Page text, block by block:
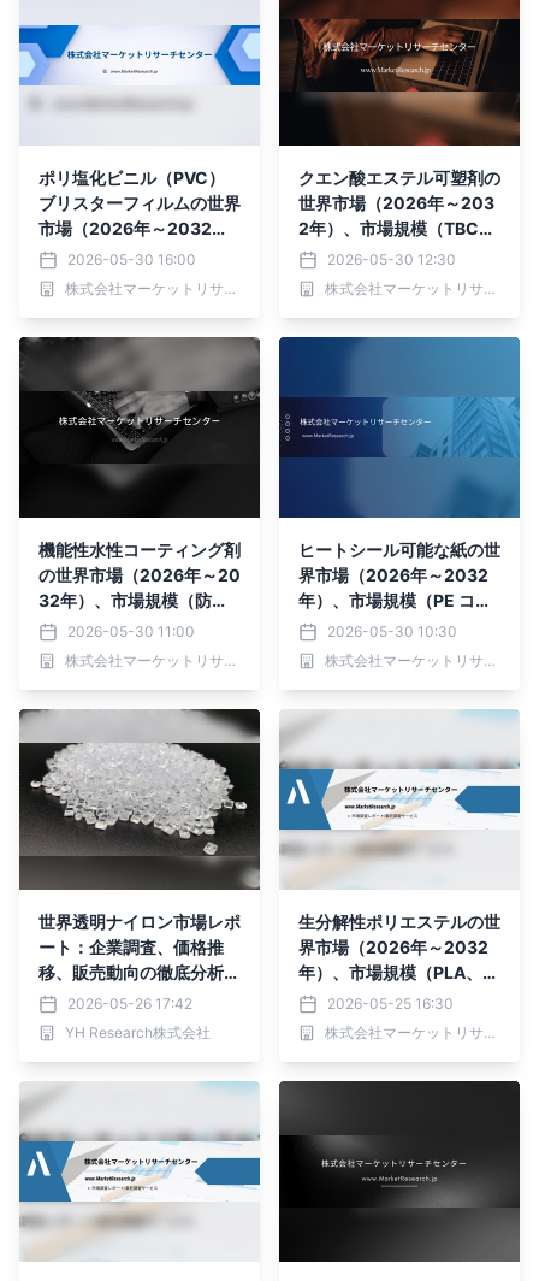
ポリ塩化ビニル（PVC）
ブリスターフィルムの世界
市場（2026年～2032
年）、市場規模（軟質、硬
質）・分析レポートを発表
2026-05-30 16:00
株式会社マーケットリサーチセンター
クエン酸エステル可塑剤の
世界市場（2026年～203
2年）、市場規模（TBC、
ATBC、TEC、その他）・
分析レポートを発表
2026-05-30 12:30
株式会社マーケットリサーチセンター
機能性水性コーティング剤
の世界市場（2026年～20
32年）、市場規模（防食
コーティング、防曇コーテ
ィング、帯電防止コーティ
ング、その他）・分析レポ
2026-05-30 11:00
株式会社マーケットリサーチセンター
ヒートシール可能な紙の世
界市場（2026年～2032
年）、市場規模（PE コー
ティング、PP コーティン
グ）・分析レポートを発表
2026-05-30 10:30
株式会社マーケットリサーチセンター
世界透明ナイロン市場レポ
ート：企業調査、価格推
移、販売動向の徹底分析2
0262026-05-26 17:42
YH Research株式会社
生分解性ポリエステルの世
界市場（2026年～2032
年）、市場規模（PLA、P
GA、PCL、その他）・分
析レポートを発表
2026-05-25 16:30
株式会社マーケットリサーチセンター